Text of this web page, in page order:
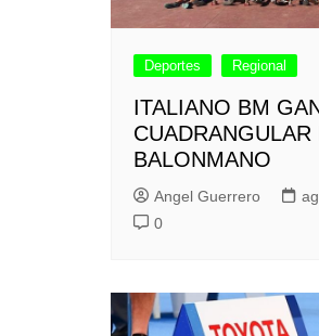
Deportes Regional
ITALIANO BM
CUADRANGULAR
BALONMANO
Angel Guerrero
0